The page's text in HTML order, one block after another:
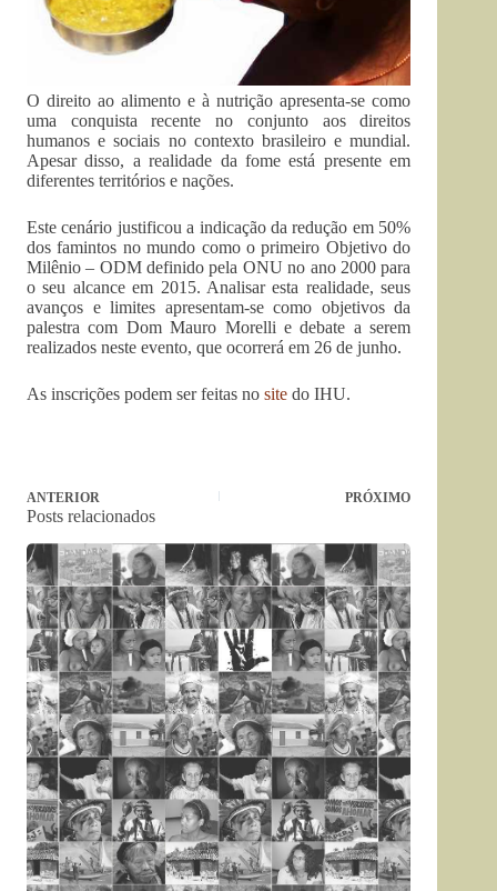
O direito ao alimento e à nutrição apresenta-se como
uma conquista recente no conjunto aos direitos
humanos e sociais no contexto brasileiro e mundial.
Apesar disso, a realidade da fome está presente em
diferentes territórios e nações.
Este cenário justificou a indicação da redução em 50%
dos famintos no mundo como o primeiro Objetivo do
Milênio – ODM definido pela ONU no ano 2000 para
o seu alcance em 2015. Analisar esta realidade, seus
avanços e limites apresentam-se como objetivos da
palestra com Dom Mauro Morelli e debate a serem
realizados neste evento, que ocorrerá em 26 de junho.
As inscrições podem ser feitas no site do IHU.
ANTERIOR PRÓXIMO
Posts relacionados